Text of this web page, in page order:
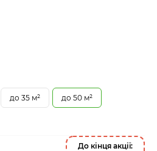
до 35 м² до 50 м²
До кінця акції: